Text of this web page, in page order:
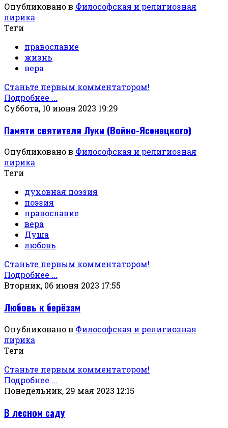
Опубликовано в Философская и религиозная
лирика
Теги
православие
жизнь
вера
Станьте первым комментатором!
Подробнее ...
Суббота, 10 июня 2023 19:29
Памяти святителя Луки (Войно-Ясенецкого)
Опубликовано в Философская и религиозная
лирика
Теги
духовная поэзия
поэзия
православие
вера
Душа
любовь
Станьте первым комментатором!
Подробнее ...
Вторник, 06 июня 2023 17:55
Любовь к берёзам
Опубликовано в Философская и религиозная
лирика
Теги
Станьте первым комментатором!
Подробнее ...
Понедельник, 29 мая 2023 12:15
В лесном саду